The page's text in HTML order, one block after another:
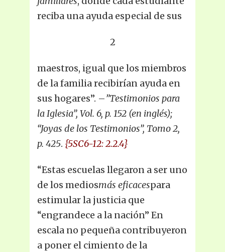
reciba una ayuda especial de sus
2
maestros, igual que los miembros
de la familia recibirían ayuda en
sus hogares”. –”Testimonios para
la Iglesia”, Vol. 6, p. 152 (en inglés);
“Joyas de los Testimonios”, Tomo 2,
p. 425. {5SC6-12: 2.2.4}
“Estas escuelas llegaron a ser uno
de los mediosmás eficacespara
estimular la justicia que
“engrandece a la nación” En
escala no pequeña contribuyeron
a poner el cimiento de la